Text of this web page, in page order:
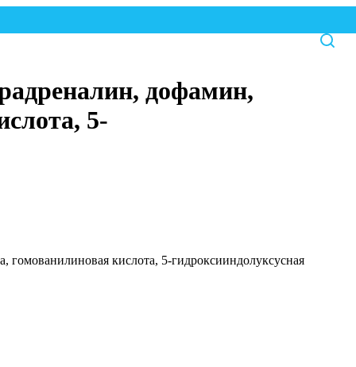
дофамин,
5-
кислота, 5-гидроксииндолуксусная